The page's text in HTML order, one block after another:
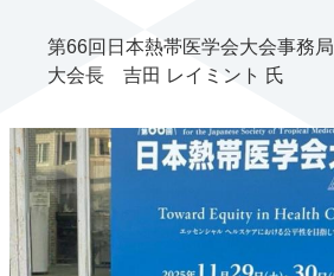
第66回日本熱帯医学会大会事務局
大会長 吉田 レイミント 氏